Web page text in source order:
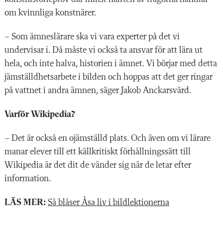
om kvinnliga konstnärer.
– Som ämneslärare ska vi vara experter på det vi
undervisar i. Då måste vi också ta ansvar för att lära ut
hela, och inte halva, historien i ämnet. Vi börjar med detta
jämställdhetsarbete i bilden och hoppas att det ger ringar
på vattnet i andra ämnen, säger Jakob Anckarsvärd.
Varför Wikipedia?
– Det är också en ojämställd plats. Och även om vi lärare
manar elever till ett källkritiskt förhållningssätt till
Wikipedia är det dit de vänder sig när de letar efter
information.
LÄS MER: Så blåser Åsa liv i bildlektionerna